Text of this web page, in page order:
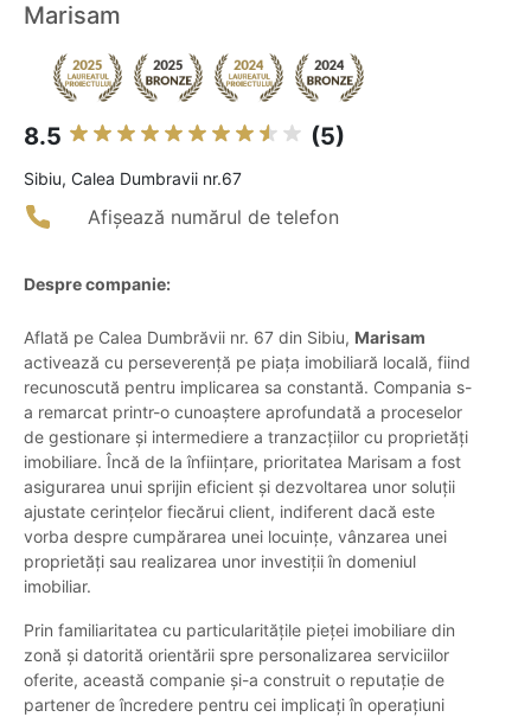
Marisam
8.5 (5)
Sibiu, Calea Dumbravii nr.67
Afișează numărul de telefon
Despre companie:
Aflată pe Calea Dumbrăvii nr. 67 din Sibiu, Marisam
activează cu perseverență pe piața imobiliară locală, fiind
recunoscută pentru implicarea sa constantă. Compania s-
a remarcat printr-o cunoaștere aprofundată a proceselor
de gestionare și intermediere a tranzacțiilor cu proprietăți
imobiliare. Încă de la înființare, prioritatea Marisam a fost
asigurarea unui sprijin eficient și dezvoltarea unor soluții
ajustate cerințelor fiecărui client, indiferent dacă este
vorba despre cumpărarea unei locuințe, vânzarea unei
proprietăți sau realizarea unor investiții în domeniul
imobiliar.
Prin familiaritatea cu particularitățile pieței imobiliare din
zonă și datorită orientării spre personalizarea serviciilor
oferite, această companie și-a construit o reputație de
partener de încredere pentru cei implicați în operațiuni